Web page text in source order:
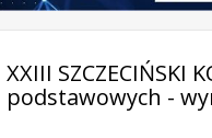
XXIII SZCZECIŃSKI
podstawowych -